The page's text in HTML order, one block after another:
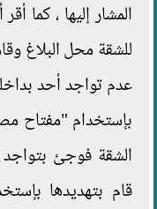
المشار إليها ، كما
للشقة محل البلاغ
عدم تواجد أحد
بإستخدام "مفتاح
الشقة فوجئ
قام بتهديدها